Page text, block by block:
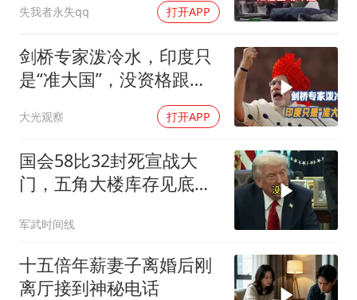
失我者永失qq 打开APP
剑桥专家泼冷水，印度只
是“准大国”，没资格跟中
大光观察 打开APP
国会58比32封死宣战大
门，五角大楼库存见底，
生了什么
军武时间线
十五倍年薪妻子离婚后刚
离厅接到神秘电话